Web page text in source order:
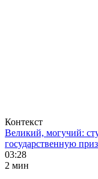
Контекст
Великий, могучий:
государственную
03:28
2 мин